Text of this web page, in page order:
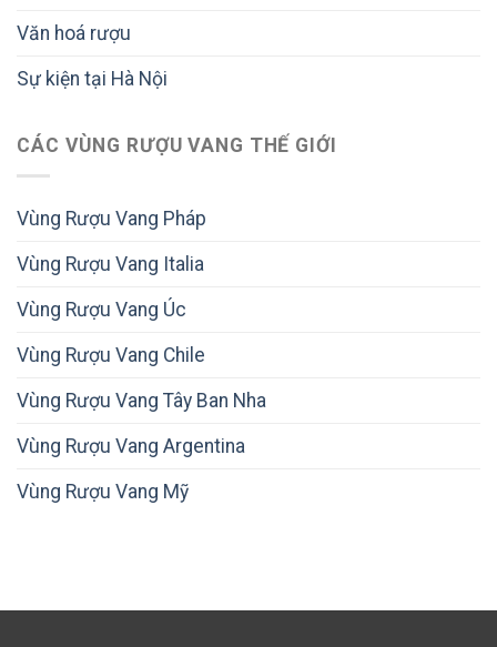
Văn hoá rượu
Sự kiện tại Hà Nội
CÁC VÙNG RƯỢU VANG THẾ GIỚI
Vùng Rượu Vang Pháp
Vùng Rượu Vang Italia
Vùng Rượu Vang Úc
Vùng Rượu Vang Chile
Vùng Rượu Vang Tây Ban Nha
Vùng Rượu Vang Argentina
Vùng Rượu Vang Mỹ